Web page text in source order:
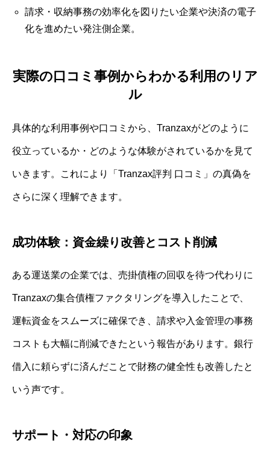
請求・収納事務の効率化を図りたい企業や決済の電子
化を進めたい発注側企業。
実際の口コミ事例からわかる利用のリア
ル
具体的な利用事例や口コミから、Tranzaxがどのように
役立っているか・どのような体験がされているかを見て
いきます。これにより「Tranzax評判 口コミ」の真偽を
さらに深く理解できます。
成功体験：資金繰り改善とコスト削減
ある運送業の企業では、売掛債権の回収を待つ代わりに
Tranzaxの集合債権ファクタリングを導入したことで、
運転資金をスムーズに確保でき、請求や入金管理の事務
コストも大幅に削減できたという報告があります。銀行
借入に頼らずに済んだことで財務の健全性も改善したと
いう声です。
サポート・対応の印象